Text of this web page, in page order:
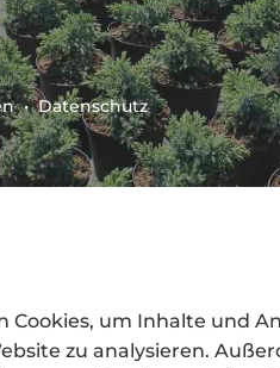
• Datenschutz
um Inhalte und
zu analysieren.